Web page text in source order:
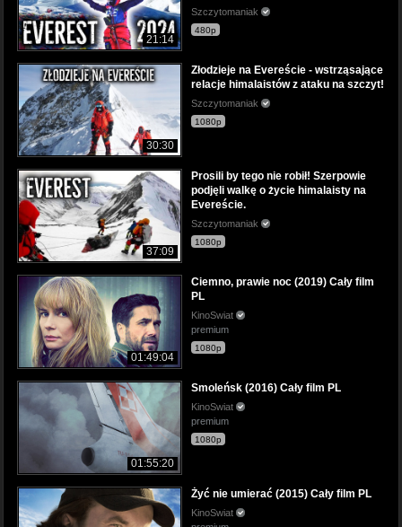
21:14
Szczytomaniak
480p
30:30
Złodzieje na Evereście - wstrząsające
relacje himalaistów z ataku na szczyt!
Szczytomaniak
1080p
37:09
Prosili by tego nie robił! Szerpowie
podjęli walkę o życie himalaisty na
Evereście.
Szczytomaniak
1080p
01:49:04
Ciemno, prawie noc (2019) Cały film
PL
KinoSwiat
premium
1080p
01:55:20
Smoleńsk (2016) Cały film PL
KinoSwiat
premium
1080p
Żyć nie umierać (2015) Cały film PL
KinoSwiat